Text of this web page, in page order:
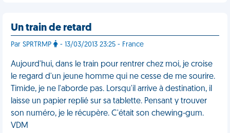
Un train de retard
Par SPRTRMP - 13/03/2013 23:25 - France
Aujourd'hui, dans le train pour rentrer chez moi, je croise
le regard d'un jeune homme qui ne cesse de me sourire.
Timide, je ne l'aborde pas. Lorsqu'il arrive à destination, il
laisse un papier replié sur sa tablette. Pensant y trouver
son numéro, je le récupère. C'était son chewing-gum.
VDM